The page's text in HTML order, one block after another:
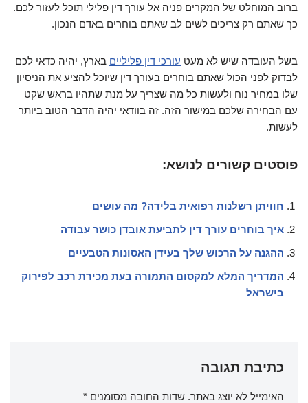
ברוב המוחלט של המקרים פניה אל עורך דין פלילי תוכל לעזור לכם.
כך שאתם רק צריכים לשים לב שאתם בוחרים באדם הנכון.
בשל העובדה שיש לא מעט עורכי דין פליליים בארץ, יהיה כדאי לכם
לבדוק לפני הכול שאתם בוחרים בעורך דין שיוכל להציע את הניסיון
שלו במחיר נוח ולעשות כל מה שצריך על מנת שתהיו בראש שקט
עם הבחירה שלכם במישור הזה. זה בוודאי יהיה הדבר הטוב ביותר
לעשות.
פוסטים קשורים לנושא:
חוויתן רשלנות רפואית בלידה? מה עושים
איך בוחרים עורך דין לתביעת אובדן כושר עבודה
ההגנה על הרכוש שלך בעידן האסונות הטבעיים
המדריך המלא למקסום התמורה בעת מכירת רכב לפירוק
בישראל
כתיבת תגובה
האימייל לא יוצג באתר. שדות החובה מסומנים *